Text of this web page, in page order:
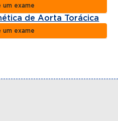
um exame
de Aorta Torácica
um exame